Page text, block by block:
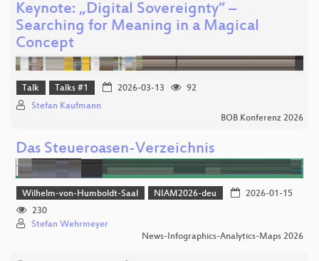
Keynote: „Digital Sovereignty“ –
Searching for Meaning in a Magical
Concept
Talk Talks #1 2026-03-13
92
Stefan Kaufmann
BOB Konferenz 2026
Das Steueroasen-Verzeichnis
Wilhelm-von-Humboldt-Saal NIAM2026-deu
2026-01-15
230
Stefan Wehrmeyer
News-Infographics-Analytics-Maps 2026